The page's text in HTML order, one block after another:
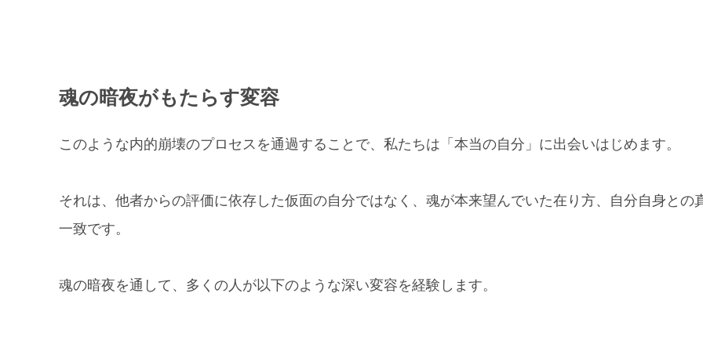
魂の暗夜がもたらす変容
このような内的崩壊のプロセスを通過することで、私たちは「本当の自分」に出会いはじめます。
それは、他者からの評価に依存した仮面の自分ではなく、魂が本来望んでいた在り方、自分自身との
一致です。
魂の暗夜を通して、多くの人が以下のような深い変容を経験します。